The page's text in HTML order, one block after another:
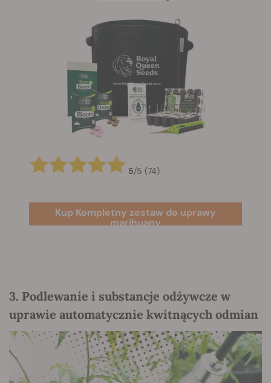
5/5 (74)
Kup Kompletny zestaw do uprawy
marihuany
3. Podlewanie i substancje odżywcze w
uprawie automatycznie kwitnących odmian